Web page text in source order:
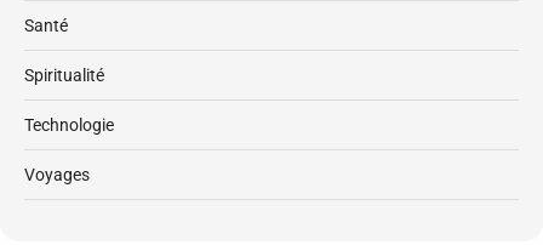
Santé
Spiritualité
Technologie
Voyages